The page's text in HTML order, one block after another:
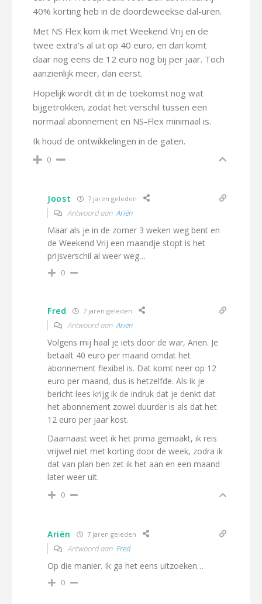
40% korting heb in de doordeweekse dal-uren.
Met NS Flex kom ik met Weekend Vrij en de
twee extra’s al uit op 40 euro, en dan komt
daar nog eens de 12 euro nog bij per jaar. Toch
aanzienlijk meer, dan eerst.
Hopelijk wordt dit in de toekomst nog wat
bijgetrokken, zodat het verschil tussen een
normaal abonnement en NS-Flex minimaal is.
Ik houd de ontwikkelingen in de gaten.
0
Joost 7 jaren geleden
Antwoord aanAriën
Maar als je in de zomer 3 weken weg bent en
de Weekend Vrij een maandje stopt is het
prijsverschil al weer weg…
0
Fred 7 jaren geleden
Antwoord aanAriën
Volgens mij haal je iets door de war, Ariën. Je
betaalt 40 euro per maand omdat het
abonnement flexibel is. Dat komt neer op 12
euro per maand, dus is hetzelfde. Als ik je
bericht lees krijg ik de indruk dat je denkt dat
het abonnement zowel duurder is als dat het
12 euro per jaar kost.
Daarnaast weet ik het prima gemaakt, ik reis
vrijwel niet met korting door de week, zodra ik
dat van plan ben zet ik het aan en een maand
later weer uit.
0
Ariën 7 jaren geleden
Antwoord aan Fred
Op die manier. Ik ga het eens uitzoeken…
0